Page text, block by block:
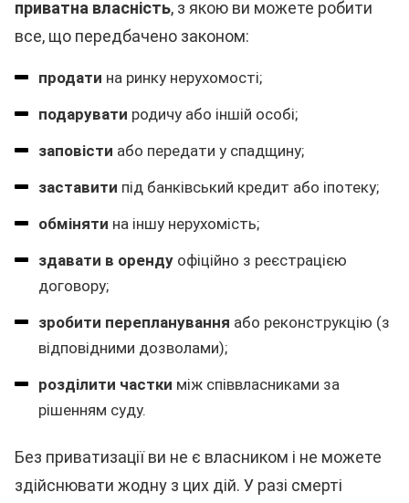
приватна власність, з якою ви можете робити
все, що передбачено законом:
продати на ринку нерухомості;
подарувати родичу або іншій особі;
заповісти або передати у спадщину;
заставити під банківський кредит або іпотеку;
обміняти на іншу нерухомість;
здавати в оренду офіційно з реєстрацією
договору;
зробити перепланування або реконструкцію (з
відповідними дозволами);
розділити частки між співвласниками за
рішенням суду.
Без приватизації ви не є власником і не можете
здійснювати жодну з цих дій. У разі смерті